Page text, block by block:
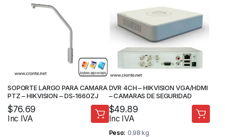
SOPORTE LARGO PARA CAMARA
PTZ – HIKVISION – DS-1660ZJ
$76.69
Inc IVA
DVR 4CH – HIKVISION VGA/HDMI
– CAMARAS DE SEGURIDAD
$49.89
Inc IVA
Peso 0.98 kg